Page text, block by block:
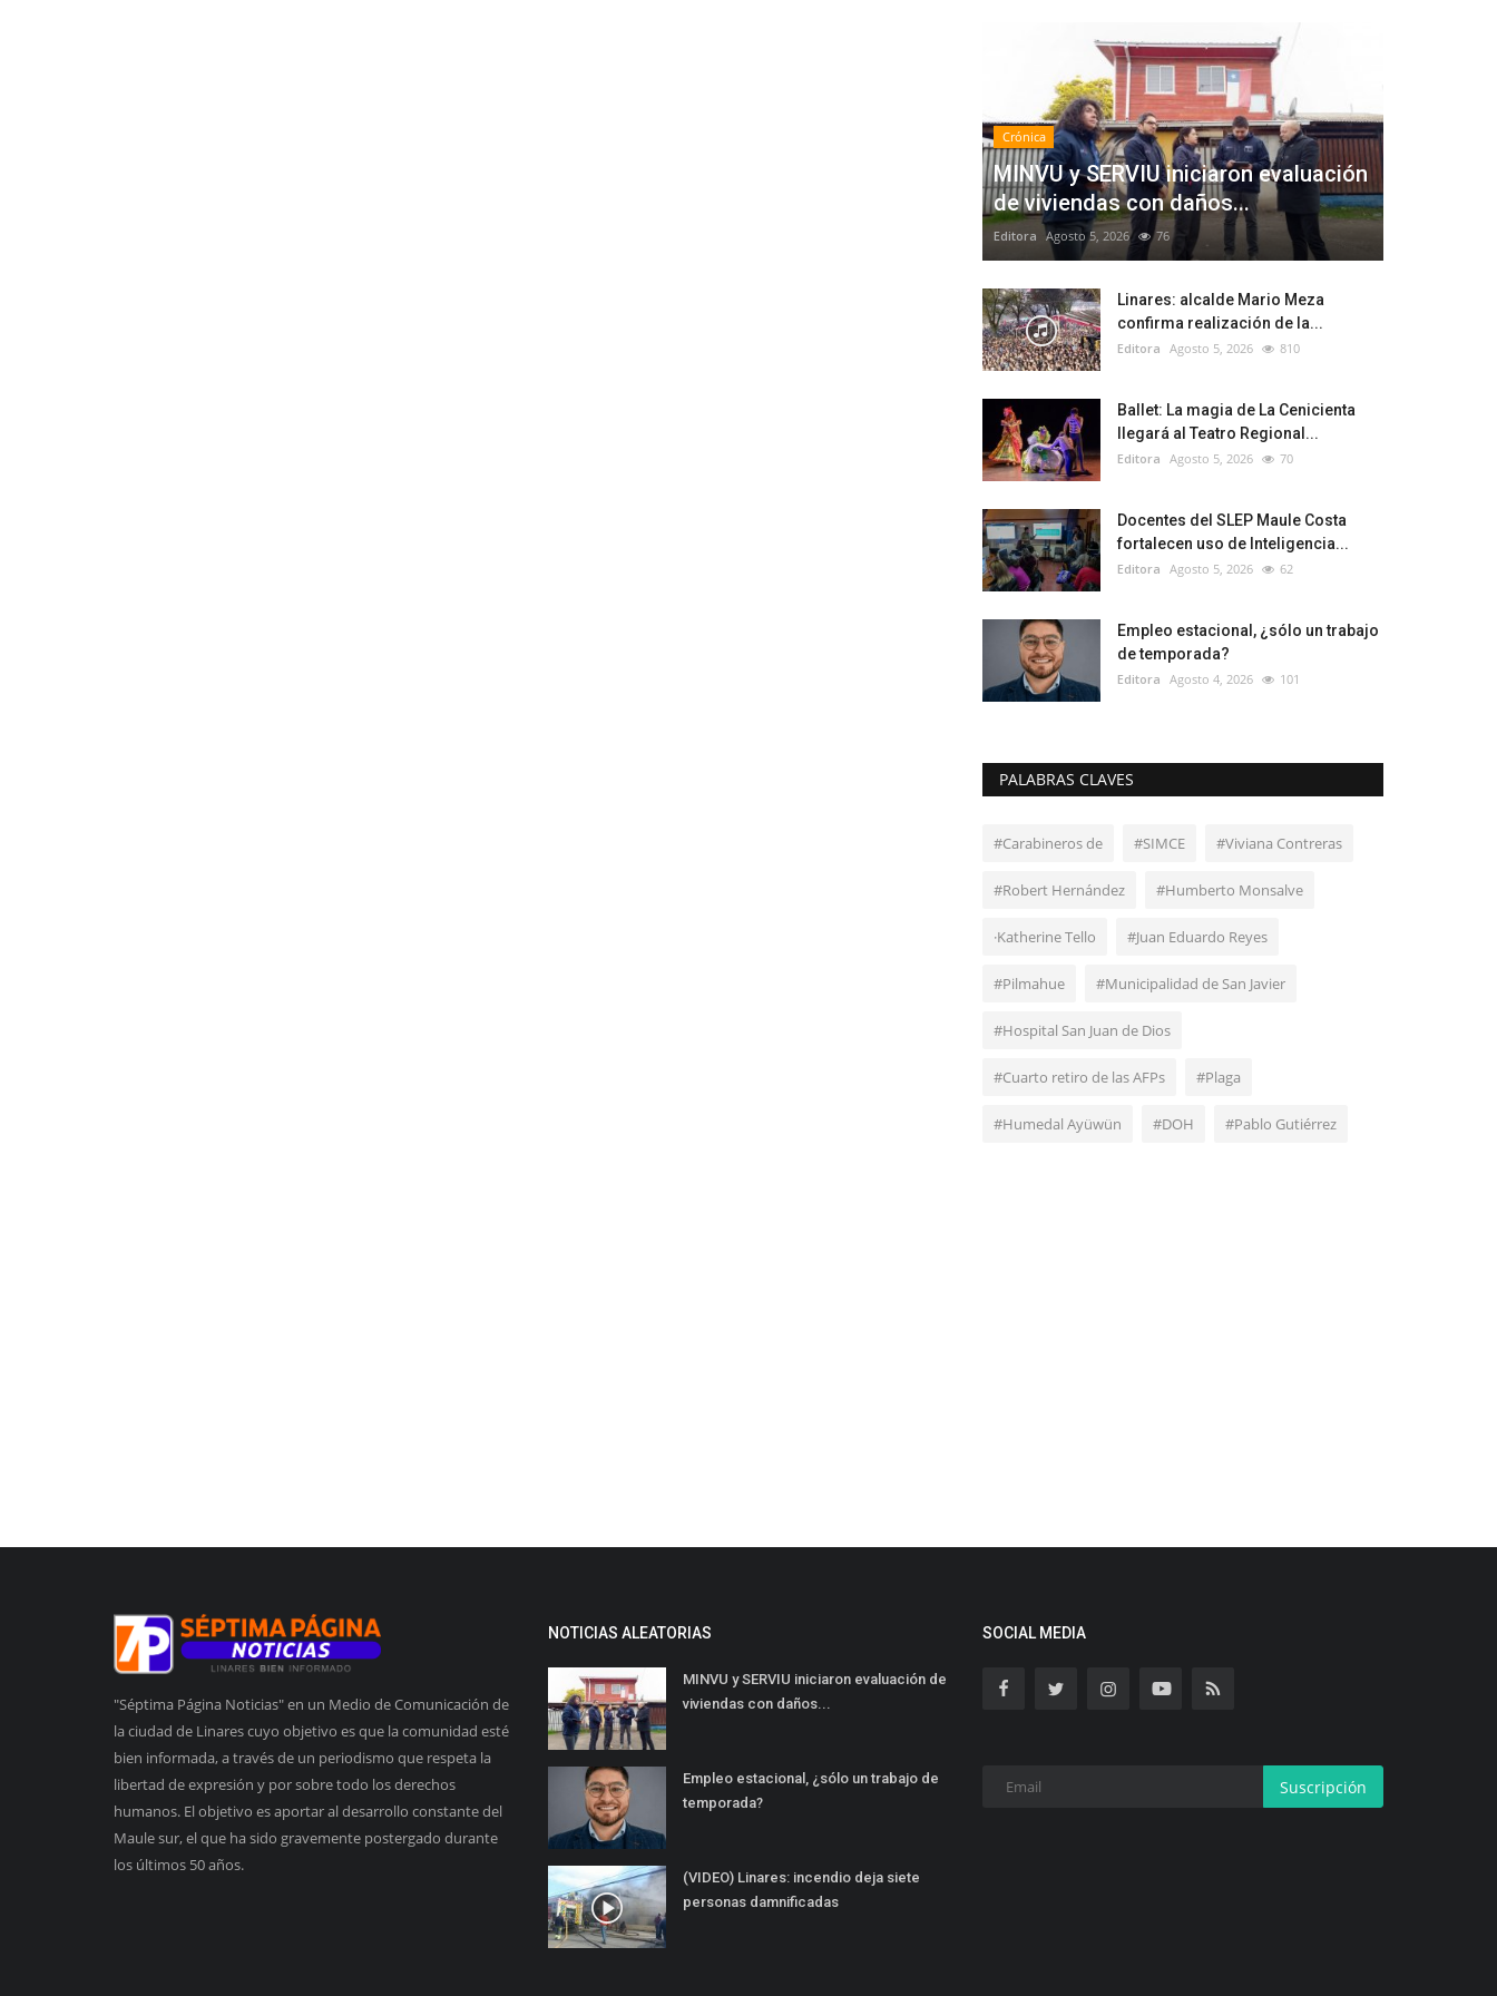
Crónica
MINVU y SERVIU iniciaron evaluación
de viviendas con daños...
Editora Agosto 5, 2026 76
Linares: alcalde Mario Meza
confirma realización de la...
Editora Agosto 5, 2026 810
Ballet: La magia de La Cenicienta
llegará al Teatro Regional...
Editora Agosto 5, 2026 70
Docentes del SLEP Maule Costa
fortalecen uso de Inteligencia...
Editora Agosto 5, 2026 62
Empleo estacional, ¿sólo un trabajo
de temporada?
Editora Agosto 4, 2026 101
PALABRAS CLAVES
#Carabineros de #SIMCE #Viviana Contreras
#Robert Hernández #Humberto Monsalve
·Katherine Tello #Juan Eduardo Reyes
#Pilmahue #Municipalidad de San Javier
#Hospital San Juan de Dios
#Cuarto retiro de las AFPs #Plaga
#Humedal Ayüwün #DOH #Pablo Gutiérrez
"Séptima Página Noticias" en un Medio de Comunicación de
la ciudad de Linares cuyo objetivo es que la comunidad esté
bien informada, a través de un periodismo que respeta la
libertad de expresión y por sobre todo los derechos
humanos. El objetivo es aportar al desarrollo constante del
Maule sur, el que ha sido gravemente postergado durante
los últimos 50 años.
NOTICIAS ALEATORIAS
MINVU y SERVIU iniciaron evaluación de
viviendas con daños...
Empleo estacional, ¿sólo un trabajo de
temporada?
(VIDEO) Linares: incendio deja siete
personas damnificadas
SOCIAL MEDIA
Suscripción